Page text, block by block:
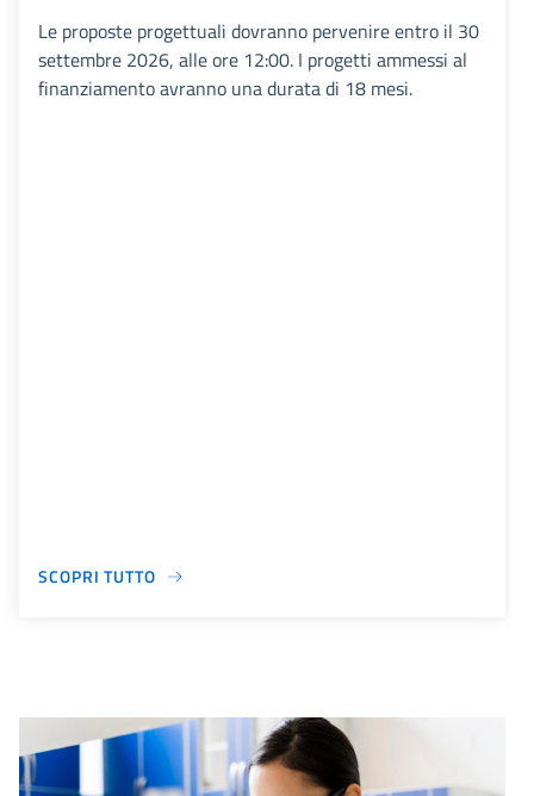
Le proposte progettuali dovranno pervenire entro il 30
settembre 2026, alle ore 12:00. I progetti ammessi al
finanziamento avranno una durata di 18 mesi.
SCOPRI TUTTO